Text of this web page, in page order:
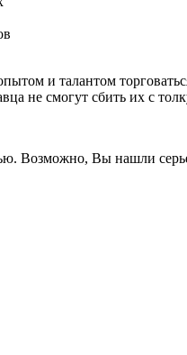
и талантом
не смогут сбить их с
Возможно, Вы нашли